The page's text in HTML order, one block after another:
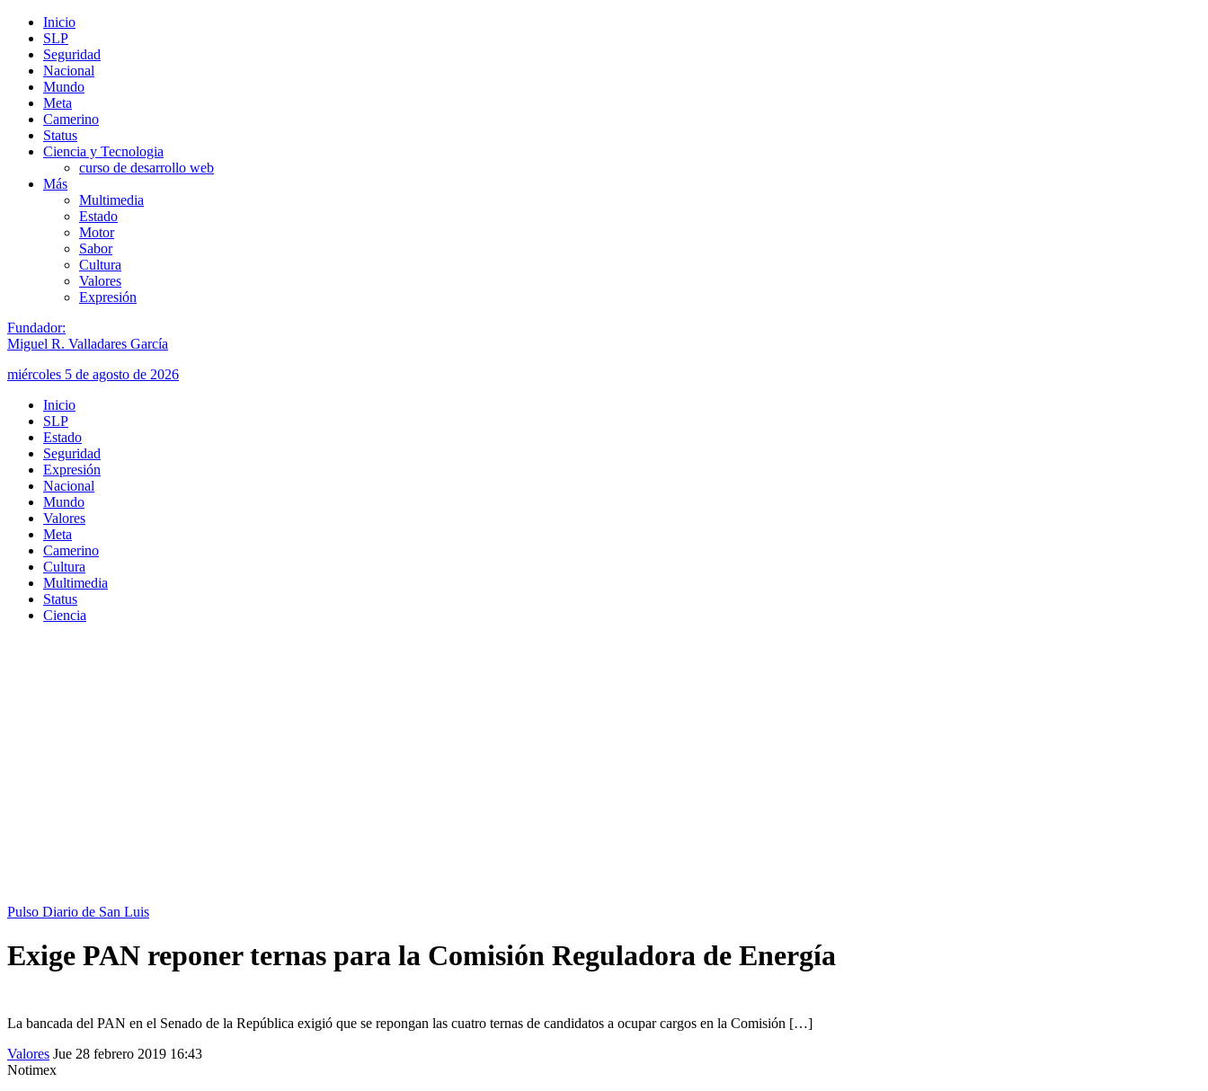
Inicio
SLP
Seguridad
Nacional
Mundo
Meta
Camerino
Status
Ciencia y Tecnologia
curso de desarrollo web
Más
Multimedia
Estado
Motor
Sabor
Cultura
Valores
Expresión
Fundador:
Miguel R. Valladares García
miércoles 5 de agosto de 2026
Inicio
SLP
Estado
Seguridad
Expresión
Nacional
Mundo
Valores
Meta
Camerino
Cultura
Multimedia
Status
Ciencia
Pulso Diario de San Luis
Exige PAN reponer ternas para la Comisión Reguladora de Energía
La bancada del PAN en el Senado de la República exigió que se repongan las cuatro ternas de candidatos a ocupar cargos en la Comisión […]
Valores Jue 28 febrero 2019 16:43
Notimex